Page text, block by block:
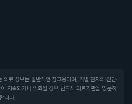
의료 정보는 일반적인 참고용이며, 개별 환자의 진단·
지속되거나 악화될 경우 반드시 의료기관을 방문하
니다.